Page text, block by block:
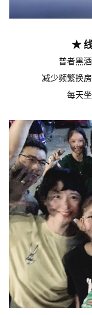
★ 线
普者黑
减少频繁换房
每天